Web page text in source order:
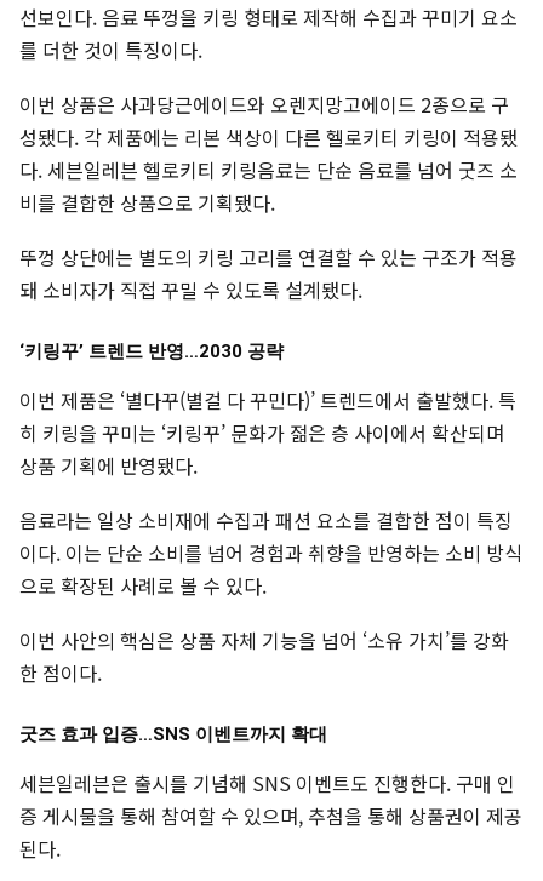
선보인다. 음료 뚜껑을 키링 형태로 제작해 수집과 꾸미기 요소
를 더한 것이 특징이다.
이번 상품은 사과당근에이드와 오렌지망고에이드 2종으로 구
성됐다. 각 제품에는 리본 색상이 다른 헬로키티 키링이 적용됐
다. 세븐일레븐 헬로키티 키링음료는 단순 음료를 넘어 굿즈 소
비를 결합한 상품으로 기획됐다.
뚜껑 상단에는 별도의 키링 고리를 연결할 수 있는 구조가 적용
돼 소비자가 직접 꾸밀 수 있도록 설계됐다.
‘키링꾸’ 트렌드 반영…2030 공략
이번 제품은 ‘별다꾸(별걸 다 꾸민다)’ 트렌드에서 출발했다. 특
히 키링을 꾸미는 ‘키링꾸’ 문화가 젊은 층 사이에서 확산되며
상품 기획에 반영됐다.
음료라는 일상 소비재에 수집과 패션 요소를 결합한 점이 특징
이다. 이는 단순 소비를 넘어 경험과 취향을 반영하는 소비 방식
으로 확장된 사례로 볼 수 있다.
이번 사안의 핵심은 상품 자체 기능을 넘어 ‘소유 가치’를 강화
한 점이다.
굿즈 효과 입증…SNS 이벤트까지 확대
세븐일레븐은 출시를 기념해 SNS 이벤트도 진행한다. 구매 인
증 게시물을 통해 참여할 수 있으며, 추첨을 통해 상품권이 제공
된다.